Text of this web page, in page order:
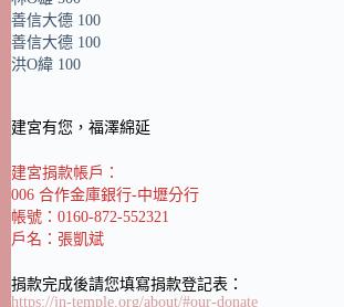
善信大德 100
善信大德 100
洪O緯 100
建宮有您，福澤綿延
建宮捐款帳戶：
006 合作金庫銀行-中壢分行
帳號：0160-872-552321
戶名：張凱斌
捐款完成後請您填寫捐款登記表：
https://jn-temple.org/about/#our-donate